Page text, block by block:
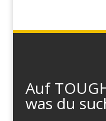
Auf
was du